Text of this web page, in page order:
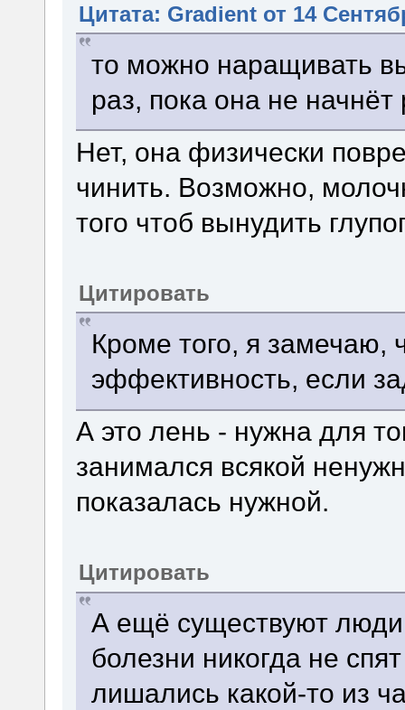
Цитата: Gradient от 14
то можно наращивать
раз, пока она не начнёт
Нет, она физически
чинить. Возможно,
того чтоб вынудить
Цитировать
Кроме того, я замечаю,
эффективность, если
А это лень - нужна для
занимался всякой
показалась нужной.
Цитировать
А ещё существуют
болезни никогда не
лишались какой-то из